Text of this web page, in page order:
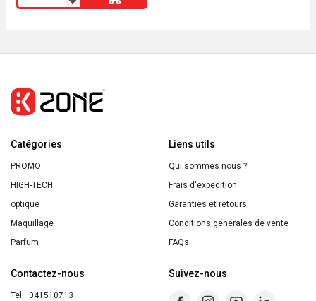
de
Corps
Hydratant
Huiles
de
Monoï
&
Macadamia
200ml
Fruit
Catégories
PROMO
HIGH-TECH
optique
Maquillage
Parfum
Liens utils
Qui sommes nous ?
Frais d'expedition
Garanties et retours
Conditions générales de vente
FAQs
Contactez-nous
Tel : 041510713
Suivez-nous